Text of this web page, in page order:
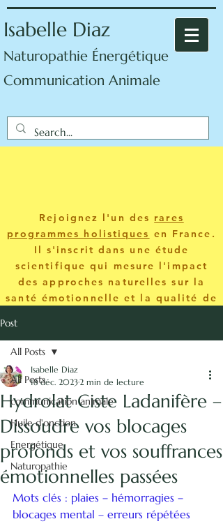
Isabelle Diaz
Naturopathie Énergétique
Communication Animale
Rejoignez l'un des rares
programmes holistiques en France.
Il s'inscrit dans une étude
scientifique qui mesure l'impact
des approches naturelles sur la
santé émotionnelle et la qualité de
Isabelle Diaz -
énergétique
Communication Animale
Post
All Posts
communication animale
Huile d'onction
Energétique
Naturopathie
All Posts
Hydrolat Ciste Ladanifère –
Dissoudre vos blocages
profonds et vos souffrances
émotionnelles passées
Isabelle Diaz
18 déc. 20232 min de lecture
Mots clés : plaies – hémorragies –
blocages mental – erreurs répétées